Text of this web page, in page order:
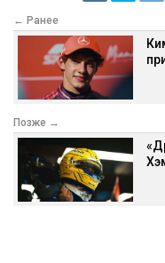
← Ранее
Позже →